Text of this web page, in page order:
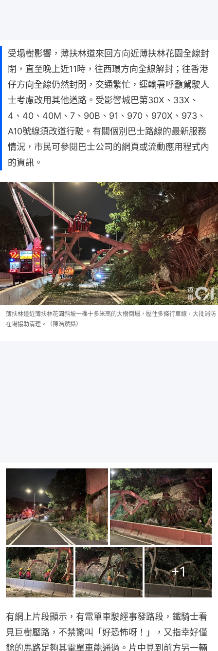
受塌樹影響，薄扶林道來回方向近薄扶林花園全線封
閉，直至晚上近11時，往西環⽅向全線解封；往香港
仔方向全線仍然封閉，交通繁忙，運輸署呼籲駕駛人
士考慮改用其他道路。受影響城巴第30X、33X、
4、40、40M、7、90B、91、970、970X、973、
A10號線須改道行駛。有關個別巴士路線的最新服務
情況，市民可參閱巴士公司的網頁或流動應用程式內
的資訊。
薄扶林道近薄扶林花園斜坡一棵十多米高的大樹倒塌，壓住多條行車線，大批消防
在場協助清理。（陳浩然攝）
+1
有網上片段顯示，有電單車駛經事發路段，鐵騎士看
見巨樹壓路，不禁驚叫「好恐怖呀！」，又指幸好僅
餘的馬路足夠其電單車能通過。片中見到前方另一輛